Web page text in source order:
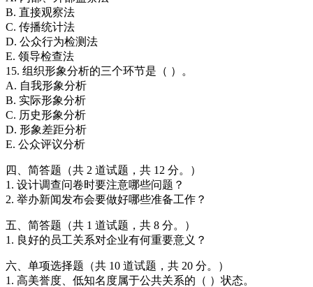
B. 直接观察法
C. 传播统计法
D. 公众行为检测法
E. 领导检查法
15. 组织形象分析的三个环节是（ ）。
A. 自我形象分析
B. 实际形象分析
C. 历史形象分析
D. 形象差距分析
E. 公众评议分析
四、简答题（共 2 道试题，共 12 分。）
1. 设计调查问卷时要注意哪些问题？
2. 举办新闻发布会要做好哪些准备工作？
五、简答题（共 1 道试题，共 8 分。）
1. 良好的员工关系对企业有何重要意义？
六、单项选择题（共 10 道试题，共 20 分。）
1. 高美誉度、低知名度属于公共关系的（ ）状态。